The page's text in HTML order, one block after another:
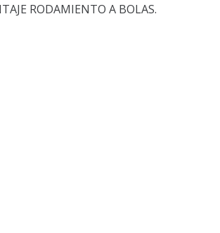
RODAMIENTO A BOLAS.